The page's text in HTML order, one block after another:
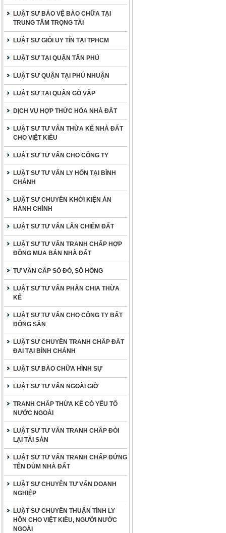
LUẬT SƯ BẢO VỆ BÀO CHỮA TẠI
TRUNG TÂM TRỌNG TÀI
LUẬT SƯ GIỎI UY TÍN TẠI TPHCM
LUẬT SƯ TẠI QUẬN TÂN PHÚ
LUẬT SƯ QUẬN TẠI PHÚ NHUẬN
LUẬT SƯ TẠI QUẬN GÒ VẤP
DỊCH VỤ HỢP THỨC HÓA NHÀ ĐẤT
LUẬT SƯ TƯ VẤN THỪA KẾ NHÀ ĐẤT
CHO VIỆT KIỀU
LUẬT SƯ TƯ VẤN CHO CÔNG TY
LUẬT SƯ TƯ VẤN LY HÔN TẠI BÌNH
CHÁNH
LUẬT SƯ CHUYÊN KHỞI KIỆN ÁN
HÀNH CHÍNH
LUẬT SƯ TƯ VẤN LẤN CHIẾM ĐẤT
LUẬT SƯ TƯ VẤN TRANH CHẤP HỢP
ĐỒNG MUA BÁN NHÀ ĐẤT
TƯ VẤN CẤP SỔ ĐỎ, SỔ HỒNG
LUẬT SƯ TƯ VẤN PHÂN CHIA THỪA
KẾ
LUẬT SƯ TƯ VẤN CHO CÔNG TY BẤT
ĐỘNG SẢN
LUẬT SƯ CHUYÊN TRANH CHẤP ĐẤT
ĐAI TẠI BÌNH CHÁNH
LUẬT SƯ BÀO CHỮA HÌNH SỰ
LUẬT SƯ TƯ VẤN NGOÀI GIỜ
TRANH CHẤP THỪA KẾ CÓ YẾU TỐ
NƯỚC NGOÀI
LUẬT SƯ TƯ VẤN TRANH CHẤP ĐÒI
LẠI TÀI SẢN
LUẬT SƯ TƯ VẤN TRANH CHẤP ĐỨNG
TÊN DÙM NHÀ ĐẤT
LUẬT SƯ CHUYÊN TƯ VẤN DOANH
NGHIỆP
LUẬT SƯ CHUYÊN THUẬN TÌNH LY
HÔN CHO VIỆT KIỀU, NGƯỜI NƯỚC
NGOÀI